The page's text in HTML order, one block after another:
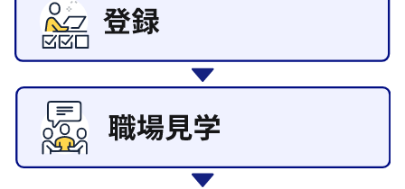
山県郡
安芸太田町
日給9000円～
日給10000円以上